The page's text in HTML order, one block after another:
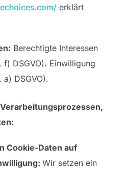
erklärt
Berechtigte Interessen
f) DSGVO). Einwilligung
a) DSGVO).
Cookie-Daten auf
Wir setzen ein